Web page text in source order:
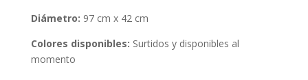
Diámetro: 97 cm x 42 cm
Colores disponibles: Surtidos y disponibles al
momento